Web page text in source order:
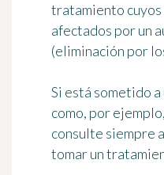
tratamiento
afectados por un
(eliminación por
Si está sometido
como, por
consulte siempre
tomar un